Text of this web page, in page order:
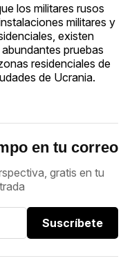
los militares rusos
militares y
existen
pruebas
residenciales de
de Ucrania.
en tu correo
gratis en tu
Suscríbete